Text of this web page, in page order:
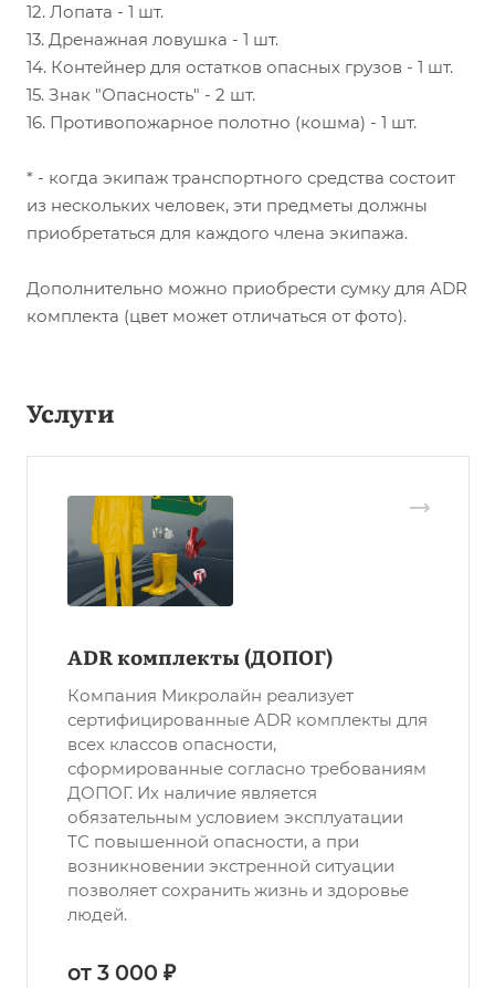
12. Лопата - 1 шт.
13. Дренажная ловушка - 1 шт.
14. Контейнер для остатков опасных грузов - 1 шт.
15. Знак "Опасность" - 2 шт.
16. Противопожарное полотно (кошма) - 1 шт.
* - когда экипаж транспортного средства состоит
из нескольких человек, эти предметы должны
приобретаться для каждого члена экипажа.
Дополнительно можно приобрести сумку для ADR
комплекта (цвет может отличаться от фото).
Услуги
ADR комплекты (ДОПОГ)
Компания Микролайн реализует
сертифицированные ADR комплекты для
всех классов опасности,
сформированные согласно требованиям
ДОПОГ. Их наличие является
обязательным условием эксплуатации
ТС повышенной опасности, а при
возникновении экстренной ситуации
позволяет сохранить жизнь и здоровье
людей.
от 3 000 ₽